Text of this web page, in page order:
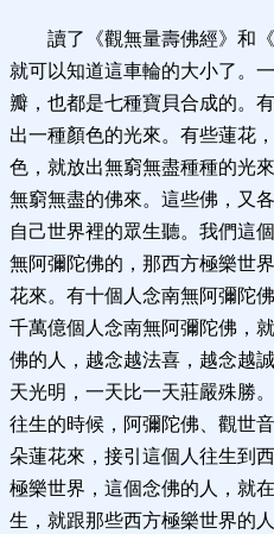
讀了《觀無量壽佛經》和
就可以知道這車輪的大小了。
瓣，也都是七種寶貝合成的。
出一種顏色的光來。有些蓮花
色，就放出無窮無盡種種的光
無窮無盡的佛來。這些佛，又
自己世界裡的眾生聽。我們這
無阿彌陀佛的，那西方極樂世
花來。有十個人念南無阿彌陀
千萬億個人念南無阿彌陀佛，
佛的人，越念越法喜，越念越
天光明，一天比一天莊嚴殊勝
往生的時候，阿彌陀佛、觀世
朵蓮花來，接引這個人往生到
極樂世界，這個念佛的人，就
生，就跟那些西方極樂世界的